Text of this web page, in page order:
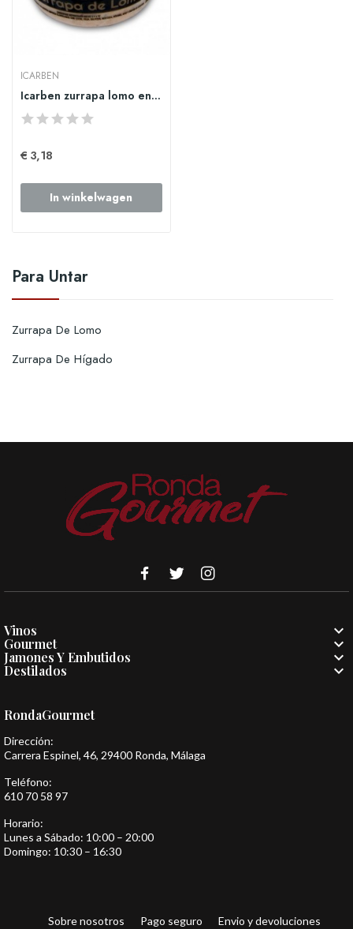
Para Untar
Zurrapa De Lomo
Zurrapa De Hígado
ICARBEN
Icarben zurrapa lomo en manteca blanca 250gr
€ 3,18
In winkelwagen
Vinos 
Gourmet 
Jamones Y Embutidos 
Destilados 
RondaGourmet
Dirección:
Carrera Espinel, 46, 29400 Ronda, Málaga
Teléfono:
610 70 58 97
Horario:
Lunes a Sábado: 10:00 – 20:00
Domingo: 10:30 – 16:30
Sobre nosotros Pago seguro Envio y devoluciones